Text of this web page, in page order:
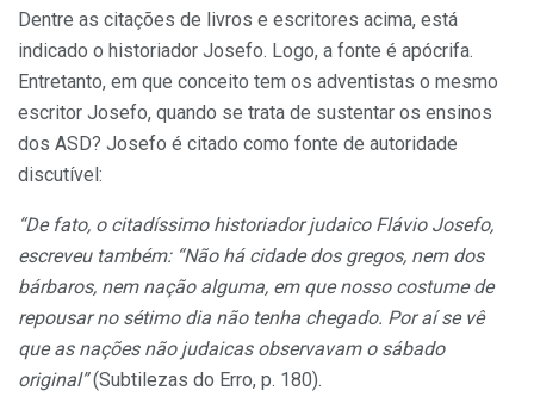
Dentre as citações de livros e escritores acima, está
indicado o historiador Josefo. Logo, a fonte é apócrifa.
Entretanto, em que conceito tem os adventistas o mesmo
escritor Josefo, quando se trata de sustentar os ensinos
dos ASD? Josefo é citado como fonte de autoridade
discutível:
“De fato, o citadíssimo historiador judaico Flávio Josefo,
escreveu também: “Não há cidade dos gregos, nem dos
bárbaros, nem nação alguma, em que nosso costume de
repousar no sétimo dia não tenha chegado. Por aí se vê
que as nações não judaicas observavam o sábado
original”(Subtilezas do Erro, p. 180).